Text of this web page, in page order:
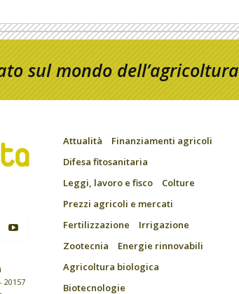
sul mondo dell’agricoltura
20157
Attualità
Finanziamenti agricoli
Difesa fitosanitaria
Leggi, lavoro e fisco
Colture
Prezzi agricoli e mercati
Fertilizzazione
Irrigazione
Zootecnia
Energie rinnovabili
Agricoltura biologica
Biotecnologie